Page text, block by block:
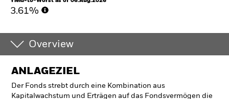
3.61%
Overview
ANLAGEZIEL
Der Fonds strebt durch eine Kombination aus
Kapitalwachstum und Erträgen auf das Fondsvermögen die